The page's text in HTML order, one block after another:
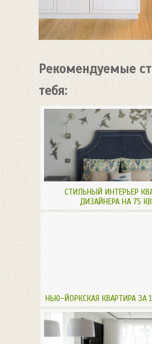
Рекомендуемые
тебя:
СТИЛЬНЫЙ ИНТЕРЬЕР
ДИЗАЙНЕРА НА 75
НЬЮ-ЙОРКСКАЯ КВАРТИРА ЗА